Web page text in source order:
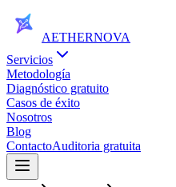
AETHERNOVA
Servicios
Metodología
Diagnóstico gratuito
Casos de éxito
Nosotros
Blog
ContactoAuditoria gratuita